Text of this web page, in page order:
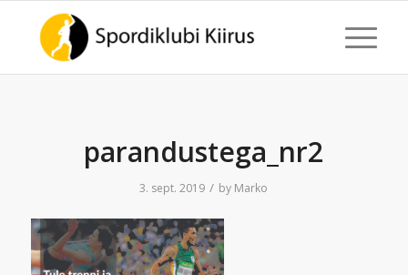
parandustega_nr2
3. sept. 2019 / by Marko